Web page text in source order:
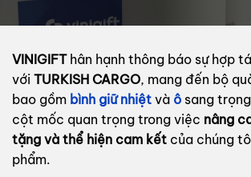
VINIGIFThân hạnh thông báo sự hợp
với TURKISH CARGO, mang đến bộ
bao gồm bình giữ nhiệt và ô sang
cột mốc quan trọng trong việc nâng
tặng và thể hiện cam kết của chúng
phẩm.